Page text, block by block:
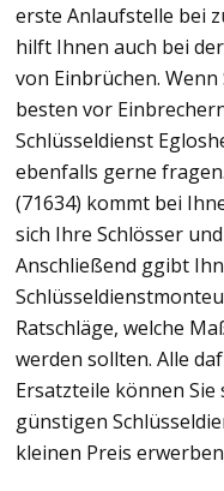
erste Anlaufstelle bei
hilft Ihnen auch bei
von Einbrüchen. Wenn
besten vor
Schlüsseldienst
ebenfalls gerne
(71634) kommt bei
sich Ihre Schlösser
Anschließend ggibt
Ratschläge, welche
werden sollten. Alle
Ersatzteile können
günstigen
kleinen Preis